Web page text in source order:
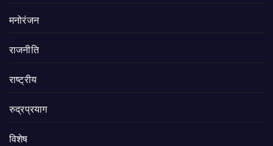
मनोरंजन
राजनीति
राष्ट्रीय
रुद्रप्रयाग
विशेष